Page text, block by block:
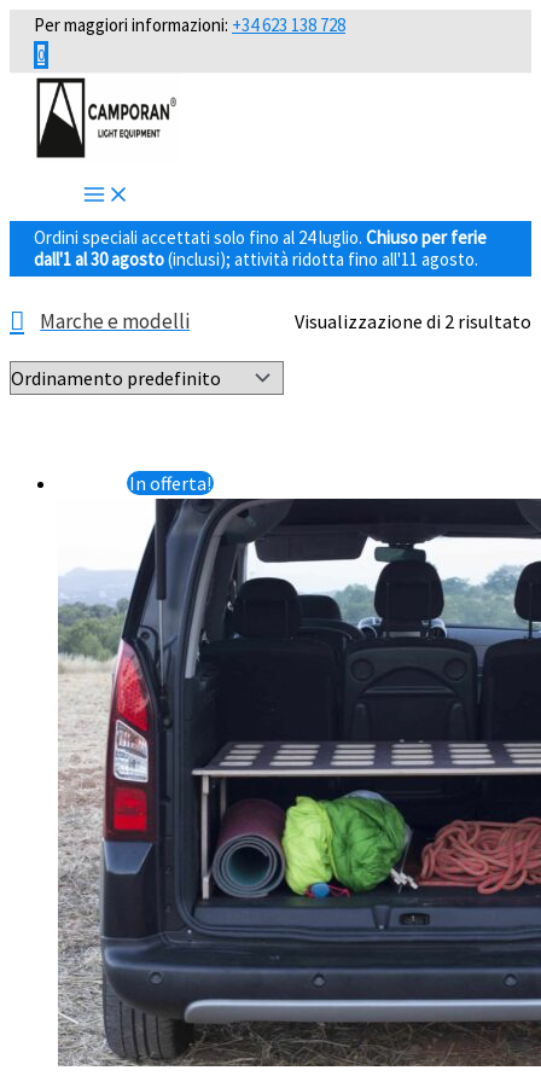
contenuto
Per maggiori informazioni: +34 623 138 728
0
Ordini speciali accettati solo fino al 24 luglio. Chiuso per ferie
dall'1 al 30 agosto(inclusi); attività ridotta fino all'11 agosto.
Marche e modelli Visualizzazione di 2 risultato
In offerta!